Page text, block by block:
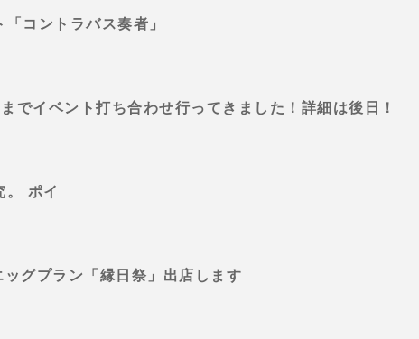
コントラバス奏者」
でイベント打ち合わせ行ってきました！詳細は後日！
。 ポイ
グプラン「縁日祭」出店します